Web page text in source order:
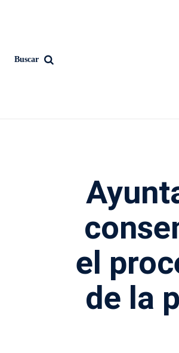
Buscar
el
de la